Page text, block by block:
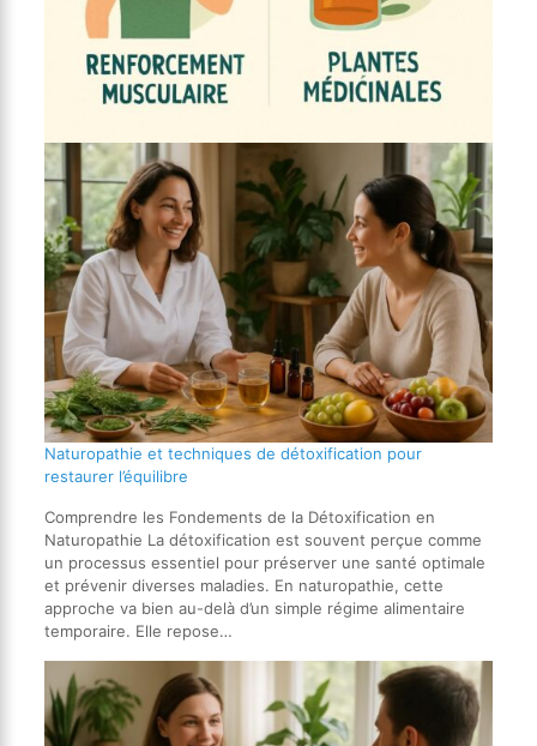
Naturopathie et techniques de détoxification pour
restaurer l’équilibre
Comprendre les Fondements de la Détoxification en
Naturopathie La détoxification est souvent perçue comme
un processus essentiel pour préserver une santé optimale
et prévenir diverses maladies. En naturopathie, cette
approche va bien au-delà d’un simple régime alimentaire
temporaire. Elle repose…